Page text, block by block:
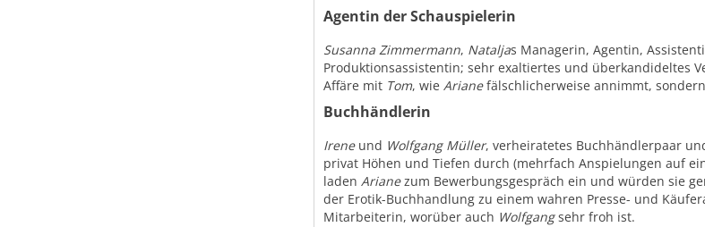
Agentin der Schauspielerin
Susanna Zimmermann, Nataljas Managerin, Agentin,
Produktionsassistentin; sehr exaltiertes und überkandideltes
Affäre mit Tom, wie Arianefälschlicherweise annimmt,
Buchhändlerin
Ireneund Wolfgang Müller, verheiratetes Buchhändlerpaar
privat Höhen und Tiefen durch (mehrfach Anspielungen auf
laden Arianezum Bewerbungsgespräch ein und würden sie
der Erotik-Buchhandlung zu einem wahren Presse- und
Mitarbeiterin, worüber auch Wolfgangsehr froh ist.